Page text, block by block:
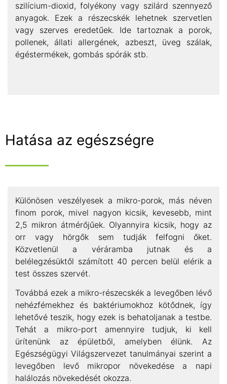
szilícium-dioxid, folyékony vagy szilárd szennyező
anyagok. Ezek a részecskék lehetnek szervetlen
vagy szerves eredetűek. Ide tartoznak a porok,
pollenek, állati allergének, azbeszt, üveg szálak,
égéstermékek, gombás spórák stb.
Hatása az egészségre
Különösen veszélyesek a mikro-porok, más néven
finom porok, mivel nagyon kicsik, kevesebb, mint
2,5 mikron átmérőjűek. Olyannyira kicsik, hogy az
orr vagy hörgők sem tudják felfogni őket.
Közvetlenül a véráramba jutnak és a
belélegzésüktől számított 40 percen belül elérik a
test összes szervét.
Továbbá ezek a mikro-részecskék a levegőben lévő
nehézfémekhez és baktériumokhoz kötődnek, így
lehetővé teszik, hogy ezek is behatoljanak a testbe.
Tehát a mikro-port amennyire tudjuk, ki kell
ürítenünk az épületből, amelyben élünk. Az
Egészségügyi Világszervezet tanulmányai szerint a
levegőben levő mikropor növekedése a napi
halálozás növekedését okozza.